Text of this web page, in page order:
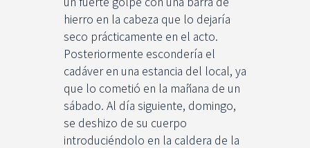
hierro en la cabeza que lo dejaría
seco prácticamente en el acto.
Posteriormente escondería el
cadáver en una estancia del local, ya
que lo cometió en la mañana de un
sábado. Al día siguiente, domingo,
se deshizo de su cuerpo
introduciéndolo en la caldera de la